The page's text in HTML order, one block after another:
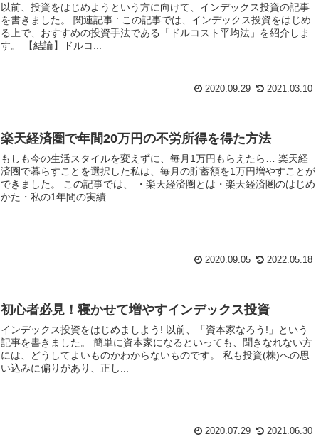
以前、投資をはじめようという方に向けて、インデックス投資の記事
を書きました。 関連記事 : この記事では、インデックス投資をはじめ
る上で、おすすめの投資手法である「ドルコスト平均法」を紹介しま
す。 【結論】ドルコ...
2020.09.29 2021.03.10
楽天経済圏で年間20万円の不労所得を得た方法
もしも今の生活スタイルを変えずに、毎月1万円もらえたら… 楽天経
済圏で暮らすことを選択した私は、毎月の貯蓄額を1万円増やすことが
できました。 この記事では、 ・楽天経済圏とは・楽天経済圏のはじめ
かた・私の1年間の実績 ...
2020.09.05 2022.05.18
初心者必見！寝かせて増やすインデックス投資
インデックス投資をはじめましよう! 以前、「資本家なろう!」という
記事を書きました。 簡単に資本家になるといっても、聞きなれない方
には、どうしてよいものかわからないものです。 私も投資(株)への思
い込みに偏りがあり、正し...
2020.07.29 2021.06.30